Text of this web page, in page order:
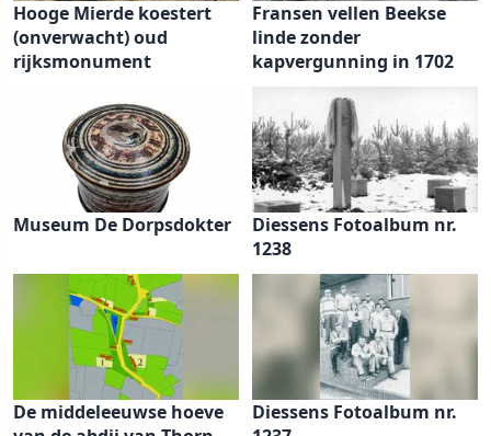
Hooge Mierde koestert
(onverwacht) oud
rijksmonument
Fransen vellen Beekse
linde zonder
kapvergunning in 1702
Museum De Dorpsdokter
Diessens Fotoalbum nr.
1238
De middeleeuwse hoeve
Diessens Fotoalbum nr.